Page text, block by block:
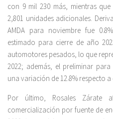
con 9 mil 230 más, mientras
2,801 unidades adicionales.
AMDA para noviembre fue
estimado para cierre de año
automotores pesados, lo que
2022; además, el preliminar
una variación de 12.8% respecto
Por último, Rosales
comercialización por fuente de